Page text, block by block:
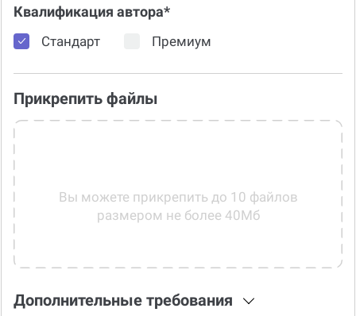
Квалификация автора*
Стандарт Премиум
Прикрепить файлы
Вы можете прикрепить до 10 файлов
размером не более 40Мб
Дополнительные требования